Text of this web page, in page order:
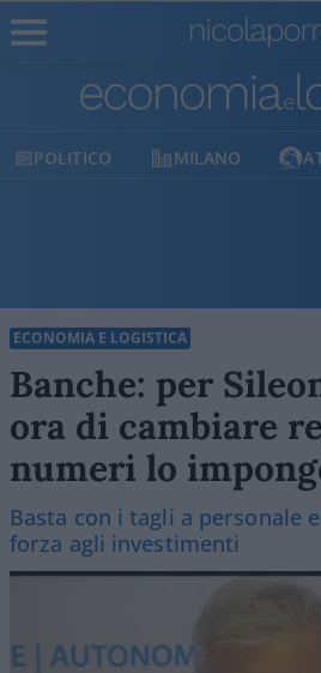
POLITICO MILANO
ECONOMIA E LOGISTICA
Banche: per
ora di cambiare
numeri lo
Basta con i tagli a personale
forza agli investimenti